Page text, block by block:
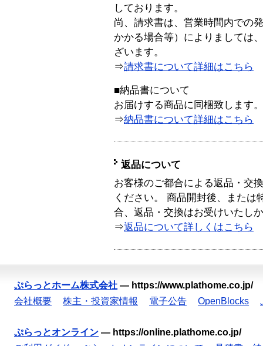
しております。
尚、請求書は、営業時間内での
かかる場合等）によりましては
ざいます。
⇒請求書について詳細はこちら
■納品書について
お届けする商品に同梱致します。
⇒納品書について詳細はこちら
返品について
お客様のご都合による返品・交
ください。 商品開封後、または
合、返品・交換はお受けいたし
⇒返品について詳しくはこちら
ぷらっとホーム株式会社 — https://www.plathome.co.jp/
会社概要
株主・投資家情報 電子公告 OpenBlocks
ぷらっとオンライン — https://online.plathome.co.jp/